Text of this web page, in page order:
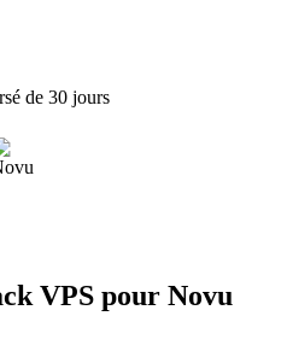
de 30 jours
VPS pour Novu